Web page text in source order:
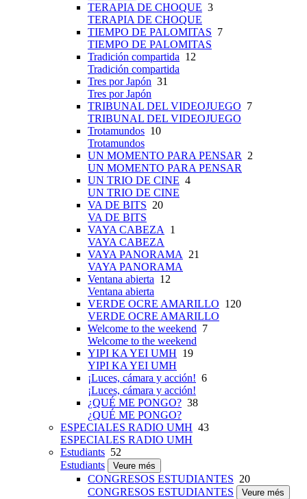
TERAPIA DE CHOQUE 3
TERAPIA DE CHOQUE
TIEMPO DE PALOMITAS 7
TIEMPO DE PALOMITAS
Tradición compartida 12
Tradición compartida
Tres por Japón 31
Tres por Japón
TRIBUNAL DEL VIDEOJUEGO 7
TRIBUNAL DEL VIDEOJUEGO
Trotamundos 10
Trotamundos
UN MOMENTO PARA PENSAR
2
UN MOMENTO PARA PENSAR
UN TRIO DE CINE 4
UN TRIO DE CINE
VA DE BITS 20
VA DE BITS
VAYA CABEZA
1
VAYA CABEZA
VAYA PANORAMA
21
VAYA PANORAMA
Ventana abierta 12
Ventana abierta
VERDE OCRE AMARILLO 120
VERDE OCRE AMARILLO
Welcome to the weekend 7
Welcome to the weekend
YIPI KA YEI UMH 19
YIPI KA YEI UMH
¡Luces, cámara y acción! 6
¡Luces, cámara y acción!
¿QUÉ ME PONGO? 38
¿QUÉ ME PONGO?
ESPECIALES RADIO UMH 43
ESPECIALES RADIO UMH
Estudiants 52
Estudiants
Veure més
CONGRESOS ESTUDIANTES 20
CONGRESOS ESTUDIANTES
Veure més